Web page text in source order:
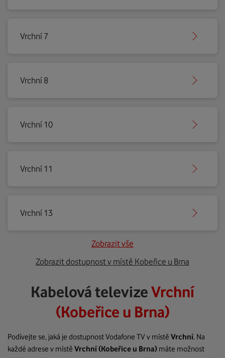
Vrchní 7
Vrchní 8
Vrchní 10
Vrchní 11
Vrchní 13
Zobrazit vše
Zobrazit dostupnost v místě Kobeřice u Brna
Kabelová televizeVrchní
(Kobeřice u Brna)
Podívejte se, jaká je dostupnost Vodafone TV v místě Vrchní. Na
každé adrese v místě Vrchní(Kobeřice u Brna) máte možnost